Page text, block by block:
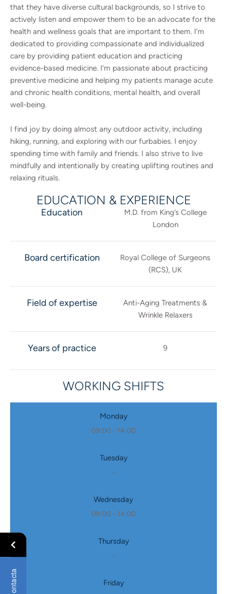
that they have diverse cultural backgrounds, so I strive to
actively listen and empower them to be an advocate for the
health and wellness goals that are important to them. I’m
dedicated to providing compassionate and individualized
care by providing patient education and practicing
evidence-based medicine. I’m passionate about practicing
preventive medicine and helping my patients manage acute
and chronic health conditions, mental health, and overall
well-being.
I find joy by doing almost any outdoor activity, including
hiking, running, and exploring with our furbabies. I enjoy
spending time with family and friends. I also strive to live
mindfully and intentionally by creating uplifting routines and
relaxing rituals.
EDUCATION & EXPERIENCE
Education
M.D. from King’s College
London
Board certification
Royal College of Surgeons
(RCS), UK
Field of expertise
Anti-Aging Treatments &
Wrinkle Relaxers
Years of practice 9
WORKING SHIFTS
Monday
09:00 - 14:00
Tuesday
-
Wednesday
09:00 - 14:00
Thursday
-
Friday
Contacta